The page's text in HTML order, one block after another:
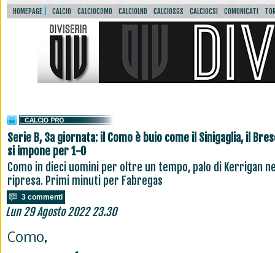
HOMEPAGE CALCIO CALCIOCOMO CALCIOLND CALCIOSGS CALCIOCSI COMUNICATI
Serie B, 3a giornata: il Como è buio come il Sinigaglia, il
si impone per 1-0
Como in dieci uomini per oltre un tempo, palo di Kerrigan
ripresa. Primi minuti per Fabregas
3 commenti
Lun 29 Agosto 2022 23.30
Como,